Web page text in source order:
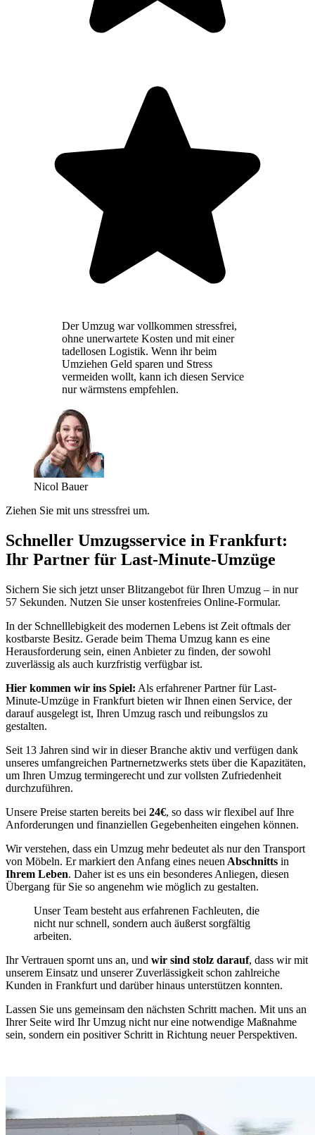
Der Umzug war vollkommen stressfrei,
ohne unerwartete Kosten und mit einer
tadellosen Logistik. Wenn ihr beim
Umziehen Geld sparen und Stress
vermeiden wollt, kann ich diesen Service
nur wärmstens empfehlen.
Nicol Bauer
Ziehen Sie mit uns stressfrei um.
Schneller Umzugsservice in Frankfurt:
Ihr Partner für Last-Minute-Umzüge
Sichern Sie sich jetzt unser Blitzangebot für Ihren Umzug – in nur
57 Sekunden. Nutzen Sie unser kostenfreies Online-Formular.
In der Schnelllebigkeit des modernen Lebens ist Zeit oftmals der
kostbarste Besitz. Gerade beim Thema Umzug kann es eine
Herausforderung sein, einen Anbieter zu finden, der sowohl
zuverlässig als auch kurzfristig verfügbar ist.
Hier kommen wir ins Spiel: Als erfahrener Partner für Last-
Minute-Umzüge in Frankfurt bieten wir Ihnen einen Service, der
darauf ausgelegt ist, Ihren Umzug rasch und reibungslos zu
gestalten.
Seit 13 Jahren sind wir in dieser Branche aktiv und verfügen dank
unseres umfangreichen Partnernetzwerks stets über die Kapazitäten,
um Ihren Umzug termingerecht und zur vollsten Zufriedenheit
durchzuführen.
Unsere Preise starten bereits bei 24€, so dass wir flexibel auf Ihre
Anforderungen und finanziellen Gegebenheiten eingehen können.
Wir verstehen, dass ein Umzug mehr bedeutet als nur den Transport
von Möbeln. Er markiert den Anfang eines neuen Abschnitts in
Ihrem Leben. Daher ist es uns ein besonderes Anliegen, diesen
Übergang für Sie so angenehm wie möglich zu gestalten.
Unser Team besteht aus erfahrenen Fachleuten, die
nicht nur schnell, sondern auch äußerst sorgfältig
arbeiten.
Ihr Vertrauen spornt uns an, und wir sind stolz darauf, dass wir mit
unserem Einsatz und unserer Zuverlässigkeit schon zahlreiche
Kunden in Frankfurt und darüber hinaus unterstützen konnten.
Lassen Sie uns gemeinsam den nächsten Schritt machen. Mit uns an
Ihrer Seite wird Ihr Umzug nicht nur eine notwendige Maßnahme
sein, sondern ein positiver Schritt in Richtung neuer Perspektiven.